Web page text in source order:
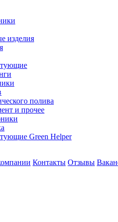
изделия
полива
и прочее
Green Helper
Контакты Отзывы